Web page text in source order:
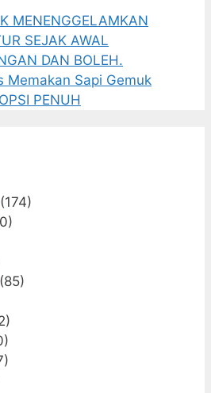
MENENGGELAMKAN
SEJAK AWAL
DAN BOLEH.
Memakan Sapi Gemuk
PENUH
(174)
(85)